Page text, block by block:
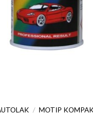
/ MOTIP